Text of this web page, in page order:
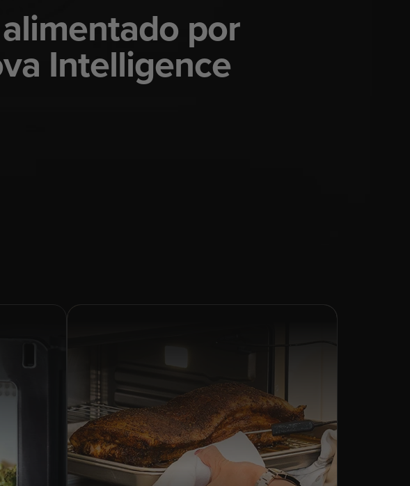
por
Intelligence